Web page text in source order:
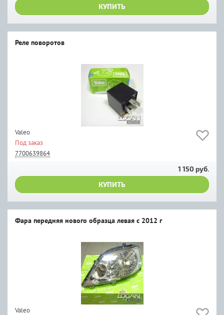
КУПИТЬ
Реле поворотов
Valeo
Под заказ
7700639864
1 150 руб.
КУПИТЬ
Фара передняя нового образца левая с 2012 г
Valeo